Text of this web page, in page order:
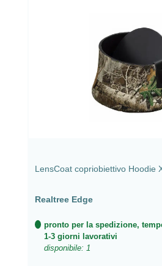
LensCoat copriobiettivo Hoodie
Realtree Edge
pronto per la spedizione,
1-3 giorni lavorativi
disponibile: 1